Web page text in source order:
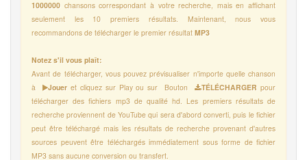
1000000 chansons correspondant à votre recherche, mais en affichant
seulement les 10 premiers résultats. Maintenant, nous vous
recommandons de télécharger le premier résultat MP3
Notez s'il vous plaît:
Avant de télécharger, vous pouvez prévisualiser n'importe quelle chanson
à
Jouer et cliquez sur Play ou sur Bouton TÉLÉCHARGERpour
télécharger des fichiers mp3 de qualité hd. Les premiers résultats de
recherche proviennent de YouTube qui sera d'abord converti, puis le fichier
peut être téléchargé mais les résultats de recherche provenant d'autres
sources peuvent être téléchargés immédiatement sous forme de fichier
MP3 sans aucune conversion ou transfert.